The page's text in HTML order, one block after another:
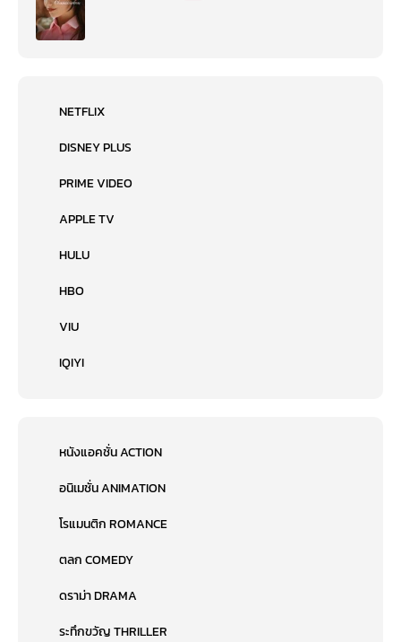
NETFLIX
DISNEY PLUS
PRIME VIDEO
APPLE TV
HULU
HBO
VIU
IQIYI
หนังแอคชั่น ACTION
อนิเมชั่น ANIMATION
โรแมนติก ROMANCE
ตลก COMEDY
ดราม่า DRAMA
ระทึกขวัญ THRILLER